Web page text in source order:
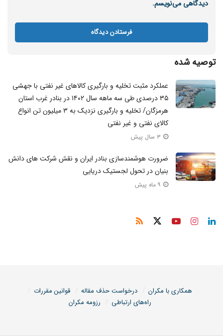
دیدگاهی می‌نویسم.
توصیه شده
عملکرد مثبت تخلیه و بارگیری کالاهای غیر نفتی با جهشی
۳۵ درصدی طی سه ماهه سال ۱۴۰۲ در بنادر غرب استان
هرمزگان/ تخلیه و بارگیری نزدیک به ۳ میلیون تن انواع
کالای نفتی و غیر نفتی
ضرورت هوشمندسازی بنادر ایران و نقش شرکت های دانش
بنیان در تحول لجستیک دریایی
همکاری با مکران درخواست حذف مقاله
قوانین مقررات
راه‌های ارتباطی
رزومه مکران